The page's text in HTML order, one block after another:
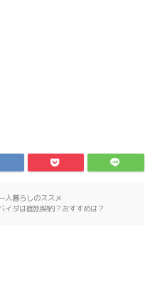
人暮らしのススメ
イダは個別契約？おすすめは？